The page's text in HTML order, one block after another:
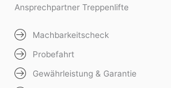
Ansprechpartner Treppenlifte
Machbarkeitscheck
Probefahrt
Gewährleistung & Garantie